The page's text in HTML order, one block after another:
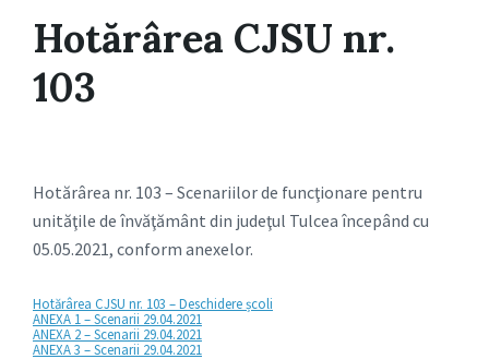
Hotărârea CJSU nr.
103
Hotărârea nr. 103 – Scenariilor de funcţionare pentru
unităţile de învăţământ din judeţul Tulcea începând cu
05.05.2021, conform anexelor.
Hotărârea CJSU nr. 103 – Deschidere școli
ANEXA 1 – Scenarii 29.04.2021
ANEXA 2 – Scenarii 29.04.2021
ANEXA 3 – Scenarii 29.04.2021